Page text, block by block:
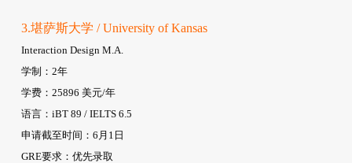
3.堪萨斯大学 / University of Kansas
Interaction Design M.A.
学制：2年
学费：25896 美元/年
语言：iBT 89 / IELTS 6.5
申请截至时间：6月1日
GRE要求：优先录取